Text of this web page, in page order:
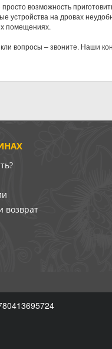
возможность
устройства на дровах
помещениях.
вопросы – звоните. Наши
возврат